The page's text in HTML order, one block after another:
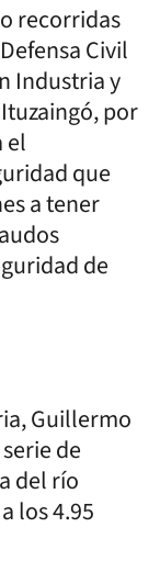
recorridas
Civil
Industria y
por
el
que
a tener
de
Guillermo
de
del río
los 4.95